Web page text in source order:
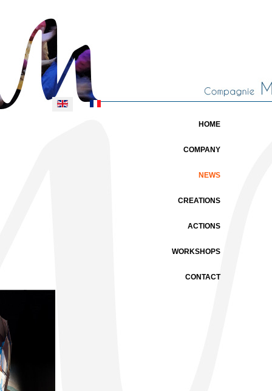
Select your language
HOME
COMPANY
NEWS
CREATIONS
ACTIONS
WORKSHOPS
CONTACT